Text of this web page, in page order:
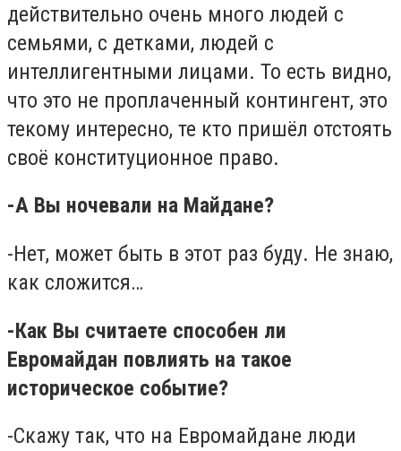
действительно очень много людей с
семьями, с детками, людей с
интеллигентными лицами. То есть видно,
что это не проплаченный контингент, это
текому интересно, те кто пришёл отстоять
своё конституционное право.
-А Вы ночевали на Майдане?
-Нет, может быть в этот раз буду. Не знаю,
как сложится…
-Как Вы считаете способен ли
Евромайдан повлиять на такое
историческое событие?
-Скажу так, что на Евромайдане люди